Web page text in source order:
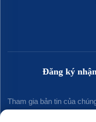
Đăng ký
Tham gia bản tin của